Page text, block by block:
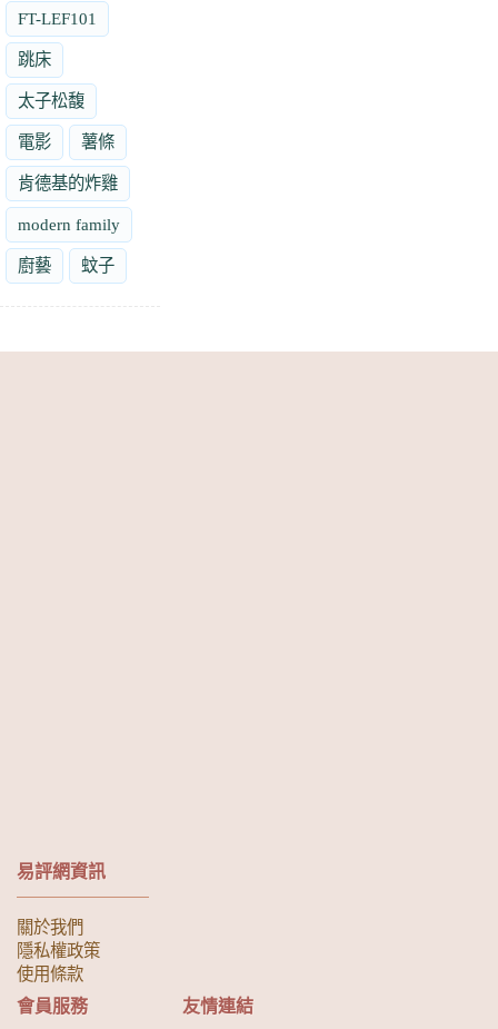
FT-LEF101
跳床
太子松馥
電影 薯條
肯德基的炸雞
modern family
廚藝 蚊子
易評網資訊
關於我們
隱私權政策
使用條款
會員服務 友情連結